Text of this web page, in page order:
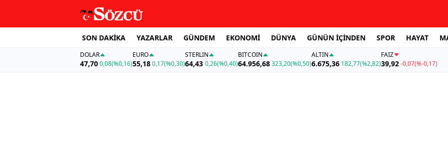
SON DAKİKA YAZARLAR GÜNDEM EKONOMİ DÜNYA GÜNÜN İÇİNDEN SPOR HAYAT
DOLAR
47,700,08(%0,16)
EURO
55,18 0,17(%0,30)
STERLIN
64,43 0,26(%0,40)
BITCOIN
64.956,68323,20(%0,50)
ALTIN
6.675,36 182,77(%2,82)
FAİZ
39,92-0,07(%-0,17)